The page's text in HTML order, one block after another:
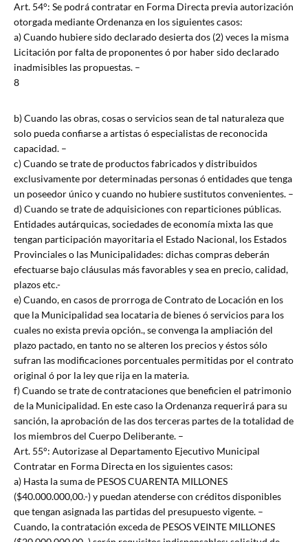
Art. 54°: Se podrá contratar en Forma Directa previa autorización
otorgada mediante Ordenanza en los siguientes casos:
a) Cuando hubiere sido declarado desierta dos (2) veces la misma
Licitación por falta de proponentes ó por haber sido declarado
inadmisibles las propuestas. –
8
b) Cuando las obras, cosas o servicios sean de tal naturaleza que
solo pueda confiarse a artistas ó especialistas de reconocida
capacidad. –
c) Cuando se trate de productos fabricados y distribuidos
exclusivamente por determinadas personas ó entidades que tenga
un poseedor único y cuando no hubiere sustitutos convenientes. –
d) Cuando se trate de adquisiciones con reparticiones públicas.
Entidades autárquicas, sociedades de economía mixta las que
tengan participación mayoritaria el Estado Nacional, los Estados
Provinciales o las Municipalidades: dichas compras deberán
efectuarse bajo cláusulas más favorables y sea en precio, calidad,
plazos etc.-
e) Cuando, en casos de prorroga de Contrato de Locación en los
que la Municipalidad sea locataria de bienes ó servicios para los
cuales no exista previa opción., se convenga la ampliación del
plazo pactado, en tanto no se alteren los precios y éstos sólo
sufran las modificaciones porcentuales permitidas por el contrato
original ó por la ley que rija en la materia.
f) Cuando se trate de contrataciones que beneficien el patrimonio
de la Municipalidad. En este caso la Ordenanza requerirá para su
sanción, la aprobación de las dos terceras partes de la totalidad de
los miembros del Cuerpo Deliberante. –
Art. 55°: Autorizase al Departamento Ejecutivo Municipal
Contratar en Forma Directa en los siguientes casos:
a) Hasta la suma de PESOS CUARENTA MILLONES
($40.000.000,00.-) y puedan atenderse con créditos disponibles
que tengan asignada las partidas del presupuesto vigente. –
Cuando, la contratación exceda de PESOS VEINTE MILLONES